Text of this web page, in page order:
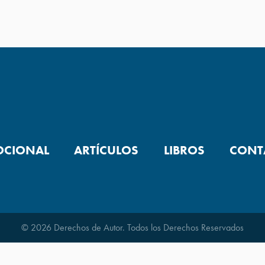
ARTÍCULOS LIBROS
© 2026 Derechos de Autor. Todos los Derechos Reservados